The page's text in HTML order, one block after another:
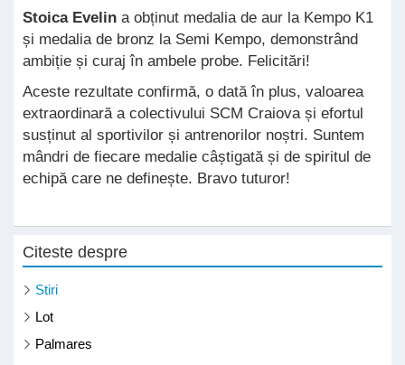
Stoica Evelin a obținut medalia de aur la Kempo K1
și medalia de bronz la Semi Kempo, demonstrând
ambiție și curaj în ambele probe. Felicitări!
Aceste rezultate confirmă, o dată în plus, valoarea
extraordinară a colectivului SCM Craiova și efortul
susținut al sportivilor și antrenorilor noștri. Suntem
mândri de fiecare medalie câștigată și de spiritul de
echipă care ne definește. Bravo tuturor!
Citeste despre
Stiri
Lot
Palmares